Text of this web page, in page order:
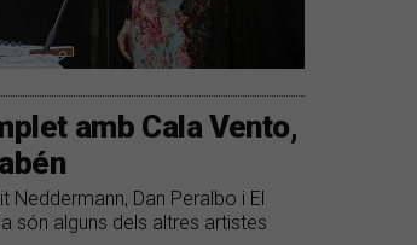
amb Cala Vento,
Neddermann, Dan Peralbo i El
són alguns dels altres artistes